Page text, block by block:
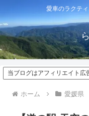
愛車のラクテ
当ブログはアフィリエイト広
ホーム 愛媛県